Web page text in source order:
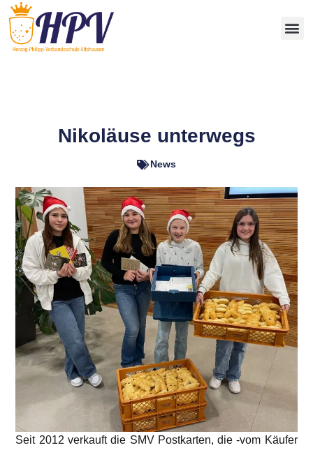
Nikoläuse unterwegs
News
Seit 2012 verkauft die SMV Postkarten, die -vom Käufer